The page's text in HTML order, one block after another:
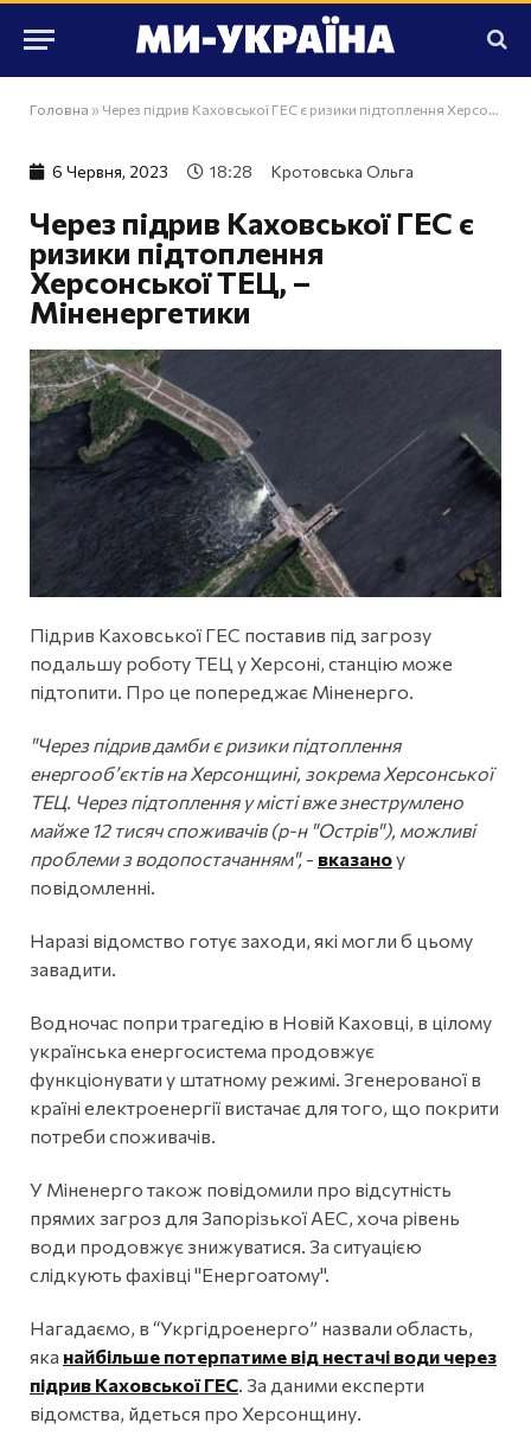
Головна » Через підрив Каховської ГЕС є ризики підтоплення Херсонської ТЕЦ, – Міненергетики
6 Червня, 2023 18:28 Кротовська Ольга
Через підрив Каховської ГЕС є
ризики підтоплення
Херсонської ТЕЦ, –
Міненергетики
Підрив Каховської ГЕС поставив під загрозу
подальшу роботу ТЕЦ у Херсоні, станцію може
підтопити. Про це попереджає Міненерго.
"Через підрив дамби є ризики підтоплення
енергооб’єктів на Херсонщині, зокрема Херсонської
ТЕЦ. Через підтоплення у місті вже знеструмлено
майже 12 тисяч споживачів (р-н "Острів"), можливі
проблеми з водопостачанням", - вказаноу
повідомленні.
Наразі відомство готує заходи, які могли б цьому
завадити.
Водночас попри трагедію в Новій Каховці, в цілому
українська енергосистема продовжує
функціонувати у штатному режимі. Згенерованої в
країні електроенергії вистачає для того, що покрити
потреби споживачів.
У Міненерго також повідомили про відсутність
прямих загроз для Запорізької АЕС, хоча рівень
води продовжує знижуватися. За ситуацією
слідкують фахівці "Енергоатому".
Нагадаємо, в “Укргідроенерго” назвали область,
яка найбільше потерпатиме від нестачі води через
підрив Каховської ГЕС . За даними експерти
відомства, йдеться про Херсонщину.